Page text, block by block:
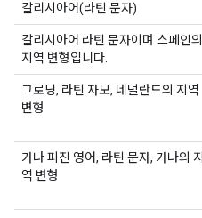
갈리시아어(라틴 문자)
갈리시아어 라틴 문자이며 스페인의
지역 변형입니다.
그로닝, 라틴 자모, 네덜란드의 지역
변형
가나 피진 영어, 라틴 문자, 가나의 지
역 변형